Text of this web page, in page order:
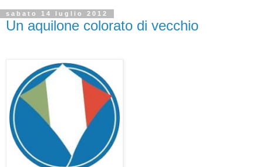
sabato 14 luglio 2012
Un aquilone colorato di vecchio